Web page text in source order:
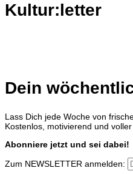
Kultur:letter
Dein
Lass Dich jede Woche von
Kostenlos, motivierend und
Abonniere jetzt und sei dabei!
Zum NEWSLETTER anmelden: